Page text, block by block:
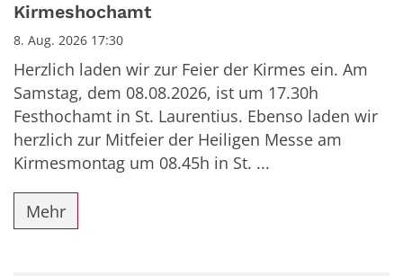
Kirmeshochamt
8. Aug. 2026 17:30
Herzlich laden wir zur Feier der Kirmes ein. Am
Samstag, dem 08.08.2026, ist um 17.30h
Festhochamt in St. Laurentius. Ebenso laden wir
herzlich zur Mitfeier der Heiligen Messe am
Kirmesmontag um 08.45h in St. ...
Mehr